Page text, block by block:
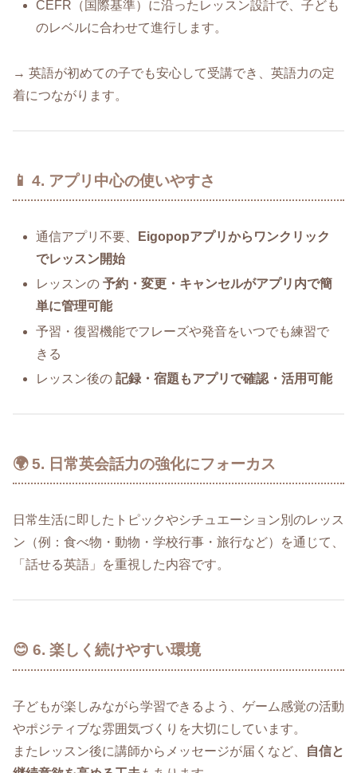
CEFR（国際基準）に沿ったレッスン設計で、子ども
のレベルに合わせて進行します。
→ 英語が初めての子でも安心して受講でき、英語力の定
着につながります。
📱 4. アプリ中心の使いやすさ
通信アプリ不要、
Eigopopアプリからワンクリック
でレッスン開始
レッスンの予約・変更・キャンセルがアプリ内で簡
単に管理可能
予習・復習機能でフレーズや発音をいつでも練習で
きる
レッスン後の記録・宿題もアプリで確認・活用可能
🌍 5. 日常英会話力の強化にフォーカス
日常生活に即したトピックやシチュエーション別のレッス
ン（例：食べ物・動物・学校行事・旅行など）を通じて、
「話せる英語」を重視した内容です。
😊 6. 楽しく続けやすい環境
子どもが楽しみながら学習できるよう、ゲーム感覚の活動
やポジティブな雰囲気づくりを大切にしています。
またレッスン後に講師からメッセージが届くなど、
自信と